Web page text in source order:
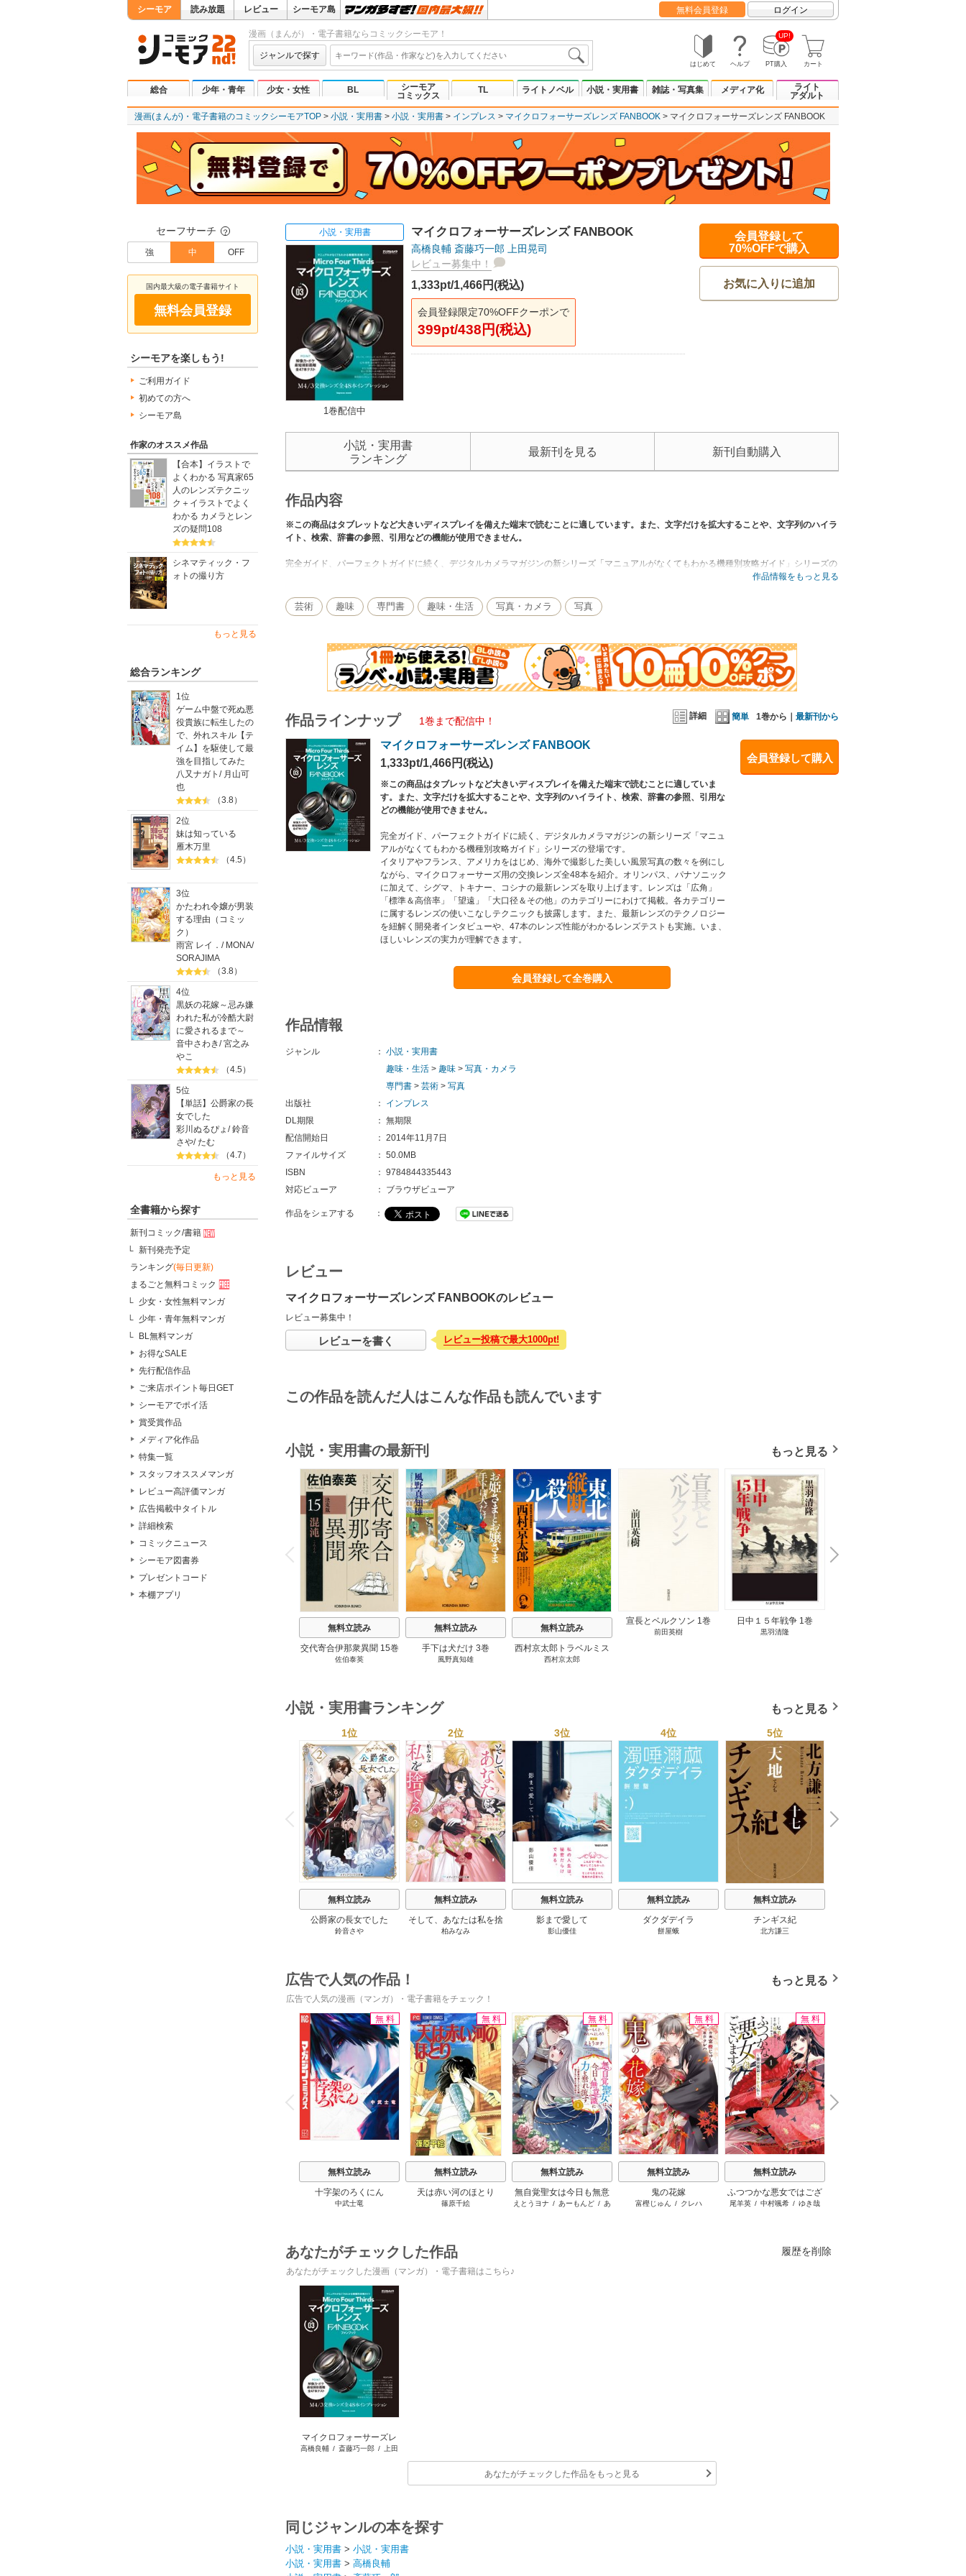
シーモア 読み放題 レビュー シーモア島 無料会員登録 ログイン
漫画（まんが）・電子書籍ならコミックシーモア！
ジャンルで探す
はじめて ヘルプ
UP!
PT購入 カート
総合 少年・青年 少女・女性 BL
シーモア
コミックス
TL ライトノベル 小説・実用書 雑誌・写真集 メディア化
ライト
アダルト
漫画(まんが)・電子書籍のコミックシーモアTOP 小説・実用書 小説・実用書 インプレス マイクロフォーサーズレンズ FANBOOK マイクロフォーサーズレンズ FANBOOK
セーフサーチ ？
強 中 OFF
国内最大級の電子書籍サイト
無料会員登録
シーモアを楽しもう!
ご利用ガイド
初めての方へ
シーモア島
作家のオススメ作品
【合本】イラストで
よくわかる 写真家65
人のレンズテクニッ
ク＋イラストでよく
わかる カメラとレン
ズの疑問108
シネマティック・フ
ォトの撮り方
もっと見る
総合ランキング
1位
ゲーム中盤で死ぬ悪
役貴族に転生したの
で、外れスキル【テ
イム】を駆使して最
強を目指してみた
八又ナガト / 月山可
也
（3.8）
2位
妹は知っている
雁木万里
（4.5）
3位
かたわれ令嬢が男装
する理由（コミッ
ク）
雨宮 レイ． / MONA/
SORAJIMA
（3.8）
4位
黒妖の花嫁～忌み嫌
われた私が冷酷大尉
に愛されるまで～
音中さわき/宮之み
やこ
（4.5）
5位
【単話】公爵家の長
女でした
彩川ぬるぴょ /鈴音
さや/たむ
（4.7）
もっと見る
全書籍から探す
新刊コミック/書籍
新刊発売予定
ランキング(毎日更新)
まるごと無料コミック
少女・女性無料マンガ
少年・青年無料マンガ
BL無料マンガ
お得なSALE
先行配信作品
ご来店ポイント毎日GET
シーモアでポイ活
賞受賞作品
メディア化作品
特集一覧
スタッフオススメマンガ
レビュー高評価マンガ
広告掲載中タイトル
詳細検索
コミックニュース
シーモア図書券
プレゼントコード
本棚アプリ
小説・実用書
1巻配信中
マイクロフォーサーズレンズ FANBOOK
高橋良輔 斎藤巧一郎
上田晃司
レビュー募集中！
1,333pt/1,466円(税込)
会員登録限定70%OFFクーポンで
399pt/438円(税込)
会員登録して
70%OFFで購入
お気に入りに追加
小説・実用書
ランキング
最新刊を見る 新刊自動購入
作品内容
※この商品はタブレットなど大きいディスプレイを備えた端末で読むことに適しています。また、文字だけを拡大することや、文字列のハイラ
イト、検索、辞書の参照、引用などの機能が使用できません。
完全ガイド、パーフェクトガイドに続く、デジタルカメラマガジンの新シリーズ「マニュアルがなくてもわかる機種別攻略ガイド」シリーズの
を紹介。オリンパス、パナソニックに加えて、シグマ、トキナー、コシナの最新レンズを取り上げます。レンズは「広角」「標準＆高倍率」
「望遠」「大口径＆その他」のカテゴリーにわけて掲載。各カテゴリーに属するレンズの使いこなしテクニックも披露します。また、最新レン
作品情報をもっと見る
芸術 趣味 専門書 趣味・生活 写真・カメラ 写真
詳細 簡単 1巻から｜ 最新刊から
作品ラインナップ 1巻まで配信中！
会員登録して購入
マイクロフォーサーズレンズ FANBOOK
1,333pt/1,466円(税込)
※この商品はタブレットなど大きいディスプレイを備えた端末で読むことに適していま
す。また、文字だけを拡大することや、文字列のハイライト、検索、辞書の参照、引用な
どの機能が使用できません。
完全ガイド、パーフェクトガイドに続く、デジタルカメラマガジンの新シリーズ「マニュ
アルがなくてもわかる機種別攻略ガイド」シリーズの登場です。
イタリアやフランス、アメリカをはじめ、海外で撮影した美しい風景写真の数々を例にし
ながら、マイクロフォーサーズ用の交換レンズ全48本を紹介。オリンパス、パナソニック
に加えて、シグマ、トキナー、コシナの最新レンズを取り上げます。レンズは「広角」
「標準＆高倍率」「望遠」「大口径＆その他」のカテゴリーにわけて掲載。各カテゴリー
に属するレンズの使いこなしテクニックも披露します。また、最新レンズのテクノロジー
を紐解く開発者インタビューや、47本のレンズ性能がわかるレンズテストも実施。いま、
ほしいレンズの実力が理解できます。
会員登録して全巻購入
作品情報
ジャンル ： 小説・実用書
趣味・生活 > 趣味 > 写真・カメラ
専門書 > 芸術 > 写真
出版社
：
インプレス
DL期限
： 無期限
配信開始日
： 2014年11月7日
ファイルサイズ
： 50.0MB
ISBN
： 9784844335443
対応ビューア
： ブラウザビューア
作品をシェアする ：
レビュー
マイクロフォーサーズレンズ FANBOOKのレビュー
レビュー募集中！
レビューを書く レビュー投稿で最大1000pt!
この作品を読んだ人はこんな作品も読んでいます
小説・実用書の最新刊 もっと見る
P
r
e
i
o
u
s
無料立読み
交代寄合伊那衆異聞 15巻
佐伯泰英
無料立読み
手下は犬だけ 3巻
風野真知雄
無料立読み
西村京太郎トラベルミス
テリー・セレクション 2
西村京太郎
宣長とベルクソン 1巻
前田英樹
日中１５年戦争 1巻
黒羽清隆
N
e
x
t
小説・実用書ランキング もっと見る
P
r
e
v
i
o
u
s
1位
無料立読み
公爵家の長女でした
鈴音さや
2位
無料立読み
そして、あなたは私を捨
てる
柏みなみ
3位
無料立読み
影まで愛して
影山優佳
4位
無料立読み
ダクダデイラ
餅屋蛾
5位
無料立読み
チンギス紀
北方謙三
N
x
広告で人気の作品！ もっと見る
広告で人気の漫画（マンガ）・電子書籍をチェック！
P
r
e
v
i
o
u
s
無料
無料立読み
十字架のろくにん
中武士竜
無料
無料立読み
天は赤い河のほとり
篠原千絵
無料
無料立読み
無自覚聖女は今日も無意
識に力を垂れ流す ～公
えとうヨナ / あーもんど / あ
無料
無料立読み
鬼の花嫁
富樫じゅん / クレハ
無料
無料立読み
ふつつかな悪女ではござ
いますが ～雛宮蝶鼠とり
尾羊英 / 中村颯希 / ゆき哉
N
e
x
t
あなたがチェックした作品 履歴を削除
あなたがチェックした漫画（マンガ）・電子書籍はこちら♪
マイクロフォーサーズレ
ンズ FANBOOK
高橋良輔 / 斎藤巧一郎 / 上田
あなたがチェックした作品をもっと見る
同じジャンルの本を探す
小説・実用書 > 小説・実用書
小説・実用書 > 高橋良輔